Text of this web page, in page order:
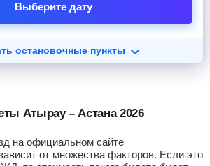
Выберите дату
остановочные пункты
Атырау – Астана 2026
на официальном сайте
от множества факторов. Если это